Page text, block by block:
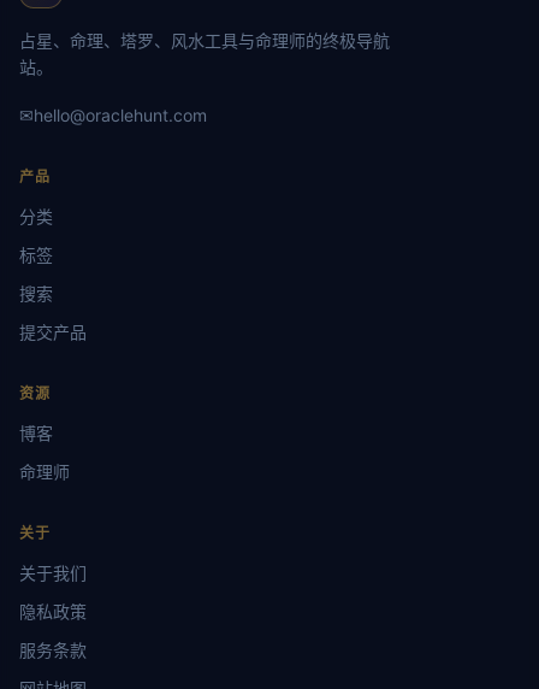
占星、命理、塔罗、风水工具与命理师的终极导航
站。
✉hello@oraclehunt.com
产品
分类
标签
搜索
提交产品
资源
博客
命理师
关于
关于我们
隐私政策
服务条款